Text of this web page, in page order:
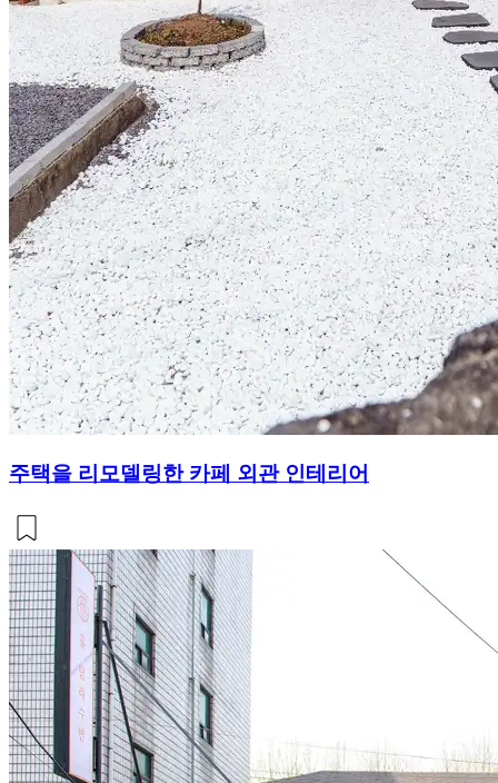
주택을 리모델링한 카페 외관 인테리어